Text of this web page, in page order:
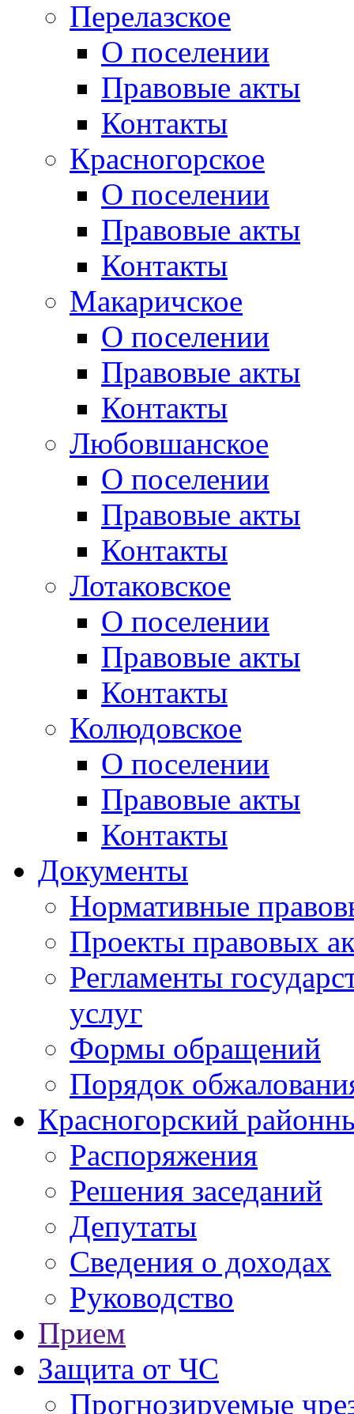
Перелазское
О поселении
Правовые акты
Контакты
Красногорское
О поселении
Правовые акты
Контакты
Макаричское
О поселении
Правовые акты
Контакты
Любовшанское
О поселении
Правовые акты
Контакты
Лотаковское
О поселении
Правовые акты
Контакты
Колюдовское
О поселении
Правовые акты
Контакты
Документы
Нормативные
Проекты правовых
Регламенты
услуг
Формы обращений
Порядок
Красногорский
Распоряжения
Решения заседаний
Депутаты
Сведения о доходах
Руководство
Прием
Защита от ЧС
Прогнозируемые